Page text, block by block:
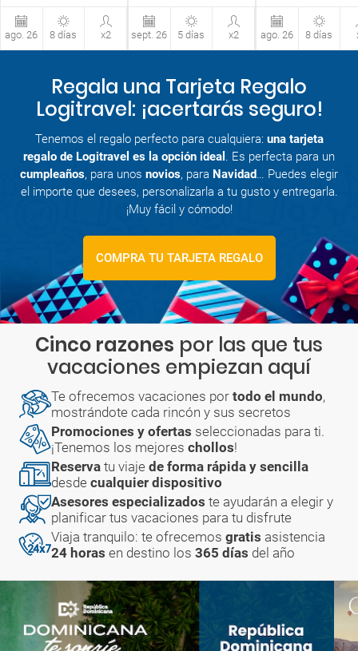
ago. 26 8 días x2 sept. 26 5 días x2 ago. 26 8 días
Regala una Tarjeta Regalo
Logitravel: ¡acertarás seguro!
Tenemos el regalo perfecto para cualquiera: una tarjeta
regalo de Logitravel es la opción ideal . Es perfecta para un
cumpleaños, para unos novios, para Navidad… Puedes elegir
el importe que desees, personalizarla a tu gusto y entregarla.
¡Muy fácil y cómodo!
COMPRA TU TARJETA REGALO
Cinco razones por las que tus
vacaciones empiezan aquí
Te ofrecemos vacaciones por todo el mundo,
mostrándote cada rincón y sus secretos
Promociones y ofertas seleccionadas para ti.
¡Tenemos los mejores chollos!
Reserva tu viaje de forma rápida y sencilla
desde cualquier dispositivo
Asesores especializados te ayudarán a elegir y
planificar tus vacaciones para tu disfrute
Viaja tranquilo: te ofrecemos gratis asistencia
24 horas en destino los 365 días del año